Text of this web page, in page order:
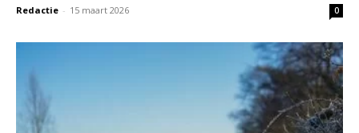
Redactie - 15 maart 2026 0